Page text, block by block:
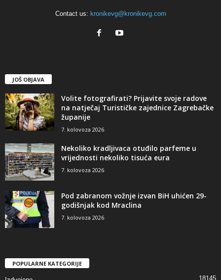
Contact us: kronikevg@kronikevg.com
JOŠ OBJAVA
Volite fotografirati? Prijavite svoje radove
na natječaj Turističke zajednice Zagrebačke
županije
7. kolovoza 2026
Nekoliko kradljivaca otuđilo parfeme u
vrijednosti nekoliko tisuća eura
7. kolovoza 2026
Pod zabranom vožnje izvan BiH uhićen 29-
godišnjak kod Mraclina
7. kolovoza 2026
POPULARNE KATEGORIJE
18145